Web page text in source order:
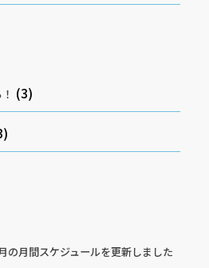
(3)
の月間スケジュールを更新しました